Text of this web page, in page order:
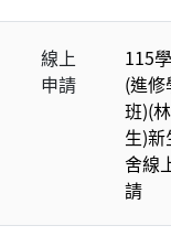
線上
申請
115
(進
班)(
生)新
舍線
請